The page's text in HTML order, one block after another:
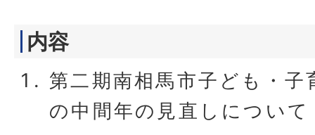
内容
第二期南相馬市子ども・子
の中間年の見直しについて